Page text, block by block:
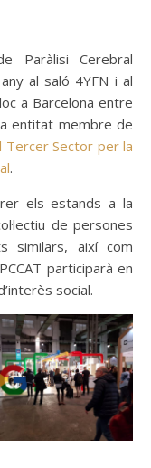
al saló 4YFN i al
a Barcelona entre
entitat membre de
Tercer Sector per la
.
els estands a la
de persones
similars, així com
participarà en
social.